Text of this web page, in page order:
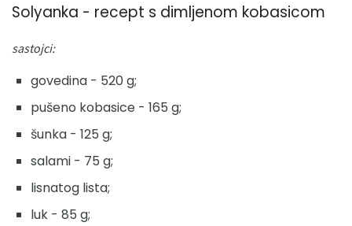
Solyanka - recept s dimljenom kobasicom
sastojci:
govedina - 520 g;
pušeno kobasice - 165 g;
šunka - 125 g;
salami - 75 g;
lisnatog lista;
luk - 85 g;